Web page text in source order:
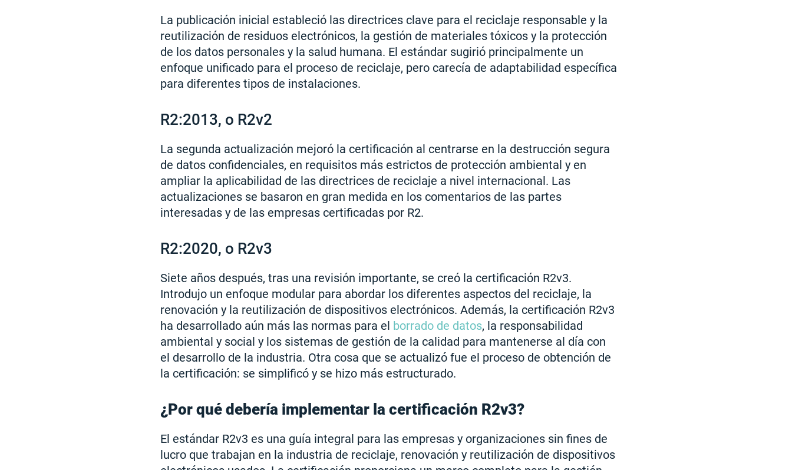
La publicación inicial estableció las directrices clave para el reciclaje responsable y la
reutilización de residuos electrónicos, la gestión de materiales tóxicos y la protección
de los datos personales y la salud humana. El estándar sugirió principalmente un
enfoque unificado para el proceso de reciclaje, pero carecía de adaptabilidad específica
para diferentes tipos de instalaciones.
R2:2013, o R2v2
La segunda actualización mejoró la certificación al centrarse en la destrucción segura
de datos confidenciales, en requisitos más estrictos de protección ambiental y en
ampliar la aplicabilidad de las directrices de reciclaje a nivel internacional. Las
actualizaciones se basaron en gran medida en los comentarios de las partes
interesadas y de las empresas certificadas por R2.
R2:2020, o R2v3
Siete años después, tras una revisión importante, se creó la certificación R2v3.
Introdujo un enfoque modular para abordar los diferentes aspectos del reciclaje, la
renovación y la reutilización de dispositivos electrónicos. Además, la certificación R2v3
ha desarrollado aún más las normas para el borrado de datos, la responsabilidad
ambiental y social y los sistemas de gestión de la calidad para mantenerse al día con
el desarrollo de la industria. Otra cosa que se actualizó fue el proceso de obtención de
la certificación: se simplificó y se hizo más estructurado.
¿Por qué debería implementar la certificación R2v3?
El estándar R2v3 es una guía integral para las empresas y organizaciones sin fines de
lucro que trabajan en la industria de reciclaje, renovación y reutilización de dispositivos